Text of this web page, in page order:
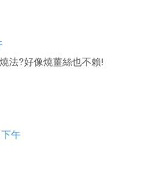
法?好像燒薑絲也不賴!
午